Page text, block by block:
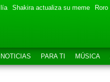
Shakira actualiza su meme
NOTICIAS PARA TI MÚSICA